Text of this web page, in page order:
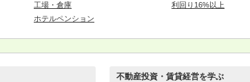
工場・倉庫
ホテルペンション
利回り16%以上
不動産投資・賃貸経営を学ぶ